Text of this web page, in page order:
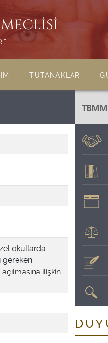
TUTANAKLAR
okullarda
gereken
ilişkin
TBMM